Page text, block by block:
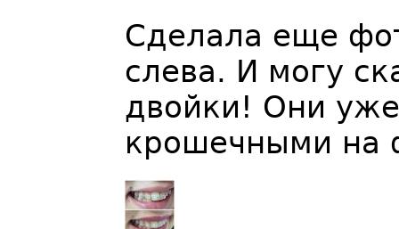
Сделала еще
слева. И могу
двойки! Они
крошечными на